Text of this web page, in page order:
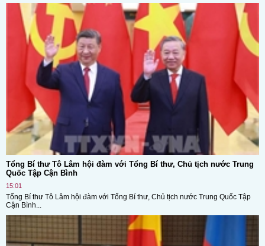
Tổng Bí thư Tô Lâm hội đàm với Tổng Bí thư, Chủ tịch nước Trung
Quốc Tập Cận Bình
15:01
Tổng Bí thư Tô Lâm hội đàm với Tổng Bí thư, Chủ tịch nước Trung Quốc Tập
Cận Bình...